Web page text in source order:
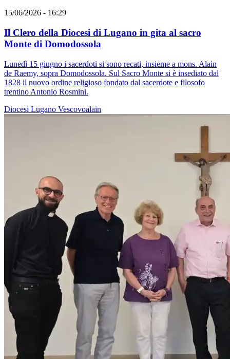
15/06/2026 - 16:29
Il Clero della Diocesi di Lugano in gita al sacro
Monte di Domodossola
Lunedì 15 giugno i sacerdoti si sono recati, insieme a mons. Alain
de Raemy, sopra Domodossola. Sul Sacro Monte si è insediato dal
1828 il nuovo ordine religioso fondato dal sacerdote e filosofo
trentino Antonio Rosmini.
Diocesi Lugano Vescovoalain